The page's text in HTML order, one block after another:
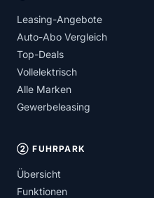
Leasing-Angebote
Auto-Abo Vergleich
Top-Deals
Vollelektrisch
Alle Marken
Gewerbeleasing
② FUHRPARK
Übersicht
Funktionen